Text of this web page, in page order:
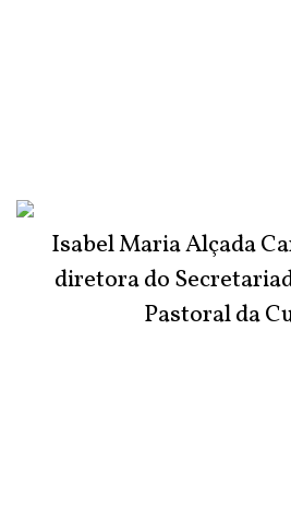
Isabel Maria Alçada
diretora do
Pastoral da